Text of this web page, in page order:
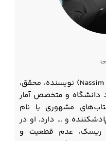
نسیم طالب (Nassim Nicholas Taleb) نویسنده، محقق،
دانشگاه و متخصص آمار
مشهوری با نام
و … دارد. او در
ریسک، عدم قطعیت و